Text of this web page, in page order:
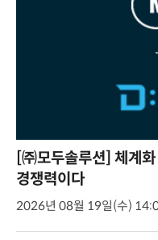
[㈜모두솔루션] 체계
경쟁력이다
2026년 08월 19일(수)